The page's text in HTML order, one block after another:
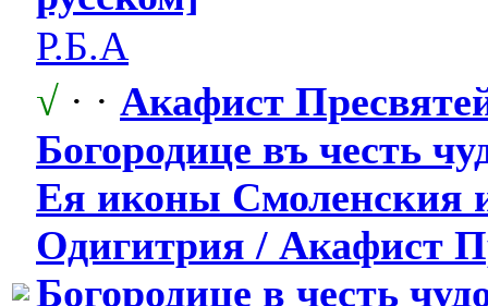
Р.Б.А
√ · · Акафист
Богородице въ честь
Ея иконы Смоленския
Одигитрия / Акафист
Богородице в честь